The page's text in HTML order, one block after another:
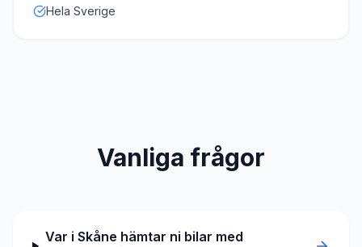
Hela Sverige
Vanliga frågor
Var i Skåne hämtar ni bilar med